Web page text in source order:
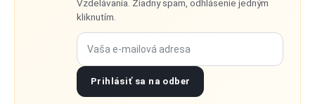
Vzdelávania. Žiadny spam, odhlásenie jedným
kliknutím.
Vaša e-mailová adresa
Prihlásiť sa na odber